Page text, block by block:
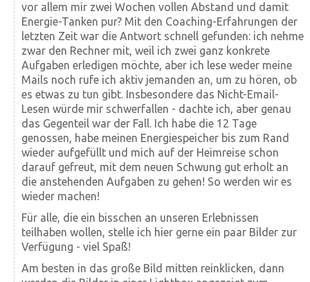
vor allem mir zwei Wochen vollen Abstand und damit
Energie-Tanken pur? Mit den Coaching-Erfahrungen der
letzten Zeit war die Antwort schnell gefunden: ich nehme
zwar den Rechner mit, weil ich zwei ganz konkrete
Aufgaben erledigen möchte, aber ich lese weder meine
Mails noch rufe ich aktiv jemanden an, um zu hören, ob
es etwas zu tun gibt. Insbesondere das Nicht-Email-
Lesen würde mir schwerfallen - dachte ich, aber genau
das Gegenteil war der Fall. Ich habe die 12 Tage
genossen, habe meinen Energiespeicher bis zum Rand
wieder aufgefüllt und mich auf der Heimreise schon
darauf gefreut, mit dem neuen Schwung gut erholt an
die anstehenden Aufgaben zu gehen! So werden wir es
wieder machen!
Für alle, die ein bisschen an unseren Erlebnissen
teilhaben wollen, stelle ich hier gerne ein paar Bilder zur
Verfügung - viel Spaß!
Am besten in das große Bild mitten reinklicken, dann